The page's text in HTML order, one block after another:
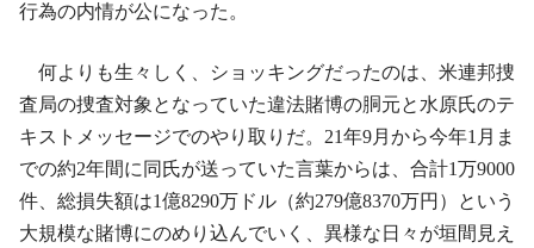
行為の内情が公になった。
何よりも生々しく、ショッキングだったのは、米連邦捜
査局の捜査対象となっていた違法賭博の胴元と水原氏のテ
キストメッセージでのやり取りだ。21年9月から今年1月ま
での約2年間に同氏が送っていた言葉からは、合計1万9000
件、総損失額は1億8290万ドル（約279億8370万円）という
大規模な賭博にのめり込んでいく、異様な日々が垣間見え